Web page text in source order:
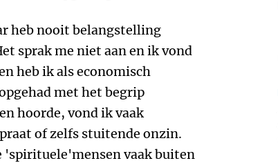
heb nooit belangstelling
sprak me niet aan en ik vond
heb ik als economisch
met het begrip
hoorde, vond ik vaak
of zelfs stuitende onzin.
'spirituele'mensen vaak buiten